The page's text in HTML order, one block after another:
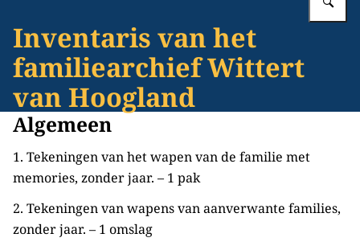
Inventaris van het
familiearchief Wittert
van Hoogland
Algemeen
1. Tekeningen van het wapen van de familie met
memories, zonder jaar. – 1 pak
2. Tekeningen van wapens van aanverwante families,
zonder jaar. – 1 omslag